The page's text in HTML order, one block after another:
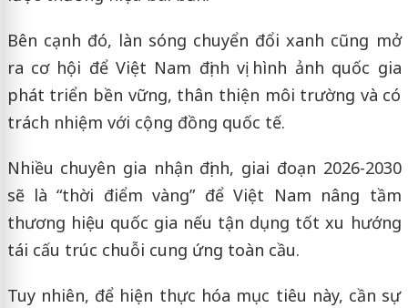
Bên cạnh đó, làn sóng chuyển đổi xanh cũng mở
ra cơ hội để Việt Nam định vị hình ảnh quốc gia
phát triển bền vững, thân thiện môi trường và có
trách nhiệm với cộng đồng quốc tế.
Nhiều chuyên gia nhận định, giai đoạn 2026-2030
sẽ là “thời điểm vàng” để Việt Nam nâng tầm
thương hiệu quốc gia nếu tận dụng tốt xu hướng
tái cấu trúc chuỗi cung ứng toàn cầu.
Tuy nhiên, để hiện thực hóa mục tiêu này, cần sự